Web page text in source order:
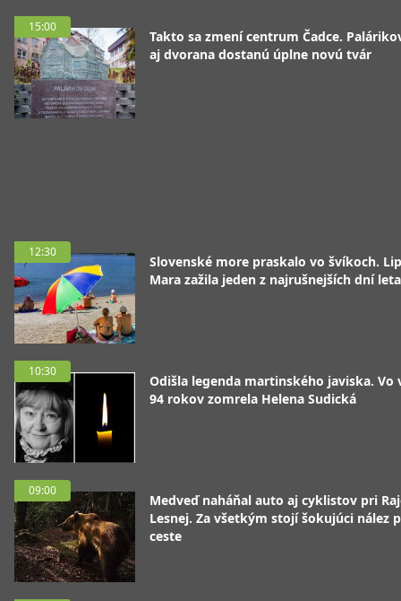
15:00
Takto sa zmení centrum Čadce.
aj dvorana dostanú úplne novú tvár
12:30
Slovenské more praskalo vo švíkoch.
Mara zažila jeden z najrušnejších dní leta
10:30
Odišla legenda martinského javiska. Vo
94 rokov zomrela Helena Sudická
09:00
Medveď naháňal auto aj cyklistov pri
Lesnej. Za všetkým stojí šokujúci nález
ceste